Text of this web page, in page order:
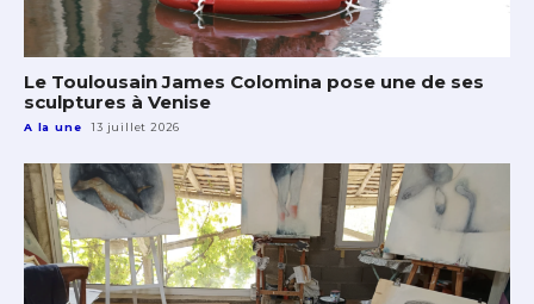
Le Toulousain James Colomina pose une de ses
sculptures à Venise
A la une 13 juillet 2026